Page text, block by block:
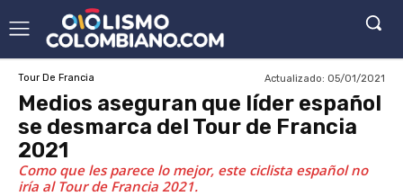
Tour De Francia Actualizado: 05/01/2021
Medios aseguran que líder español
se desmarca del Tour de Francia
2021
Como que les parece lo mejor, este ciclista español no
iría al Tour de Francia 2021.